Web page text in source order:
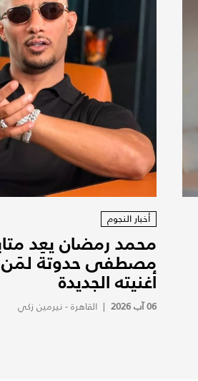
أخبار النجوم
محمد رمضان يعِد
مصطفى حدوتة
أغنيته الجديدة
06 آب 2026 | القاهرة - نيرمين زكي